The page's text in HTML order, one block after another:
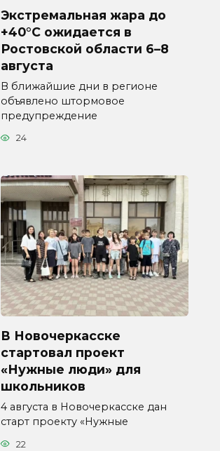
Экстремальная жара до
+40°C ожидается в
Ростовской области 6–8
августа
В ближайшие дни в регионе
объявлено штормовое
предупреждение
24
В Новочеркасске
стартовал проект
«Нужные люди» для
школьников
4 августа в Новочеркасске дан
старт проекту «Нужные
22